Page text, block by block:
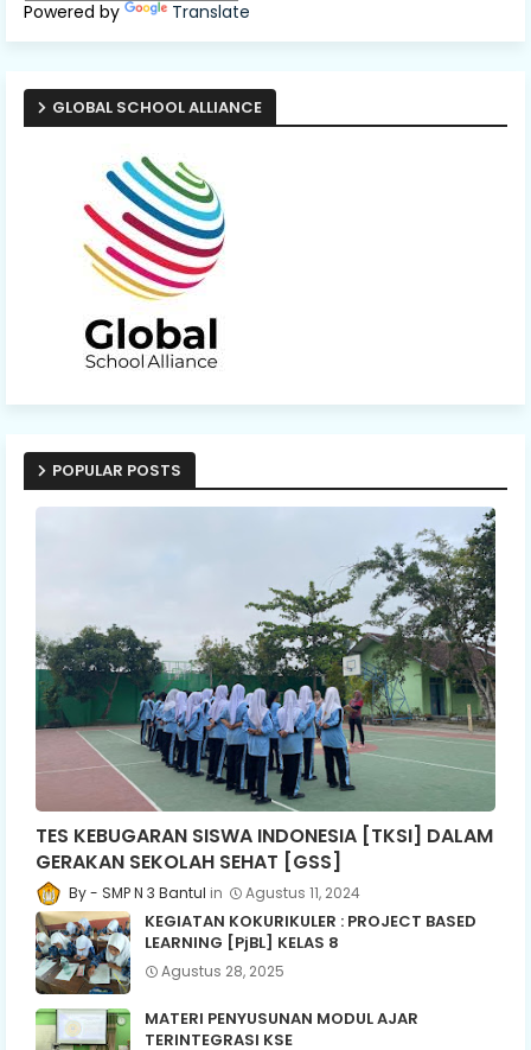
Powered by Translate
GLOBAL SCHOOL ALLIANCE
POPULAR POSTS
TES KEBUGARAN SISWA INDONESIA [TKSI] DALAM
GERAKAN SEKOLAH SEHAT [GSS]
SMP N 3 Bantul Agustus 11, 2024
KEGIATAN KOKURIKULER : PROJECT BASED
LEARNING [PjBL] KELAS 8
Agustus 28, 2025
MATERI PENYUSUNAN MODUL AJAR
TERINTEGRASI KSE